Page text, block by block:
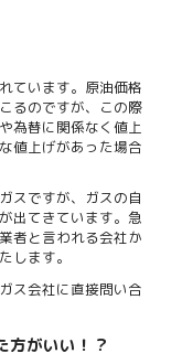
ています。原油価格
るのですが、この際
為替に関係なく値上
値上げがあった場合
スですが、ガスの自
出てきています。急
者と言われる会社か
します。
ス会社に直接問い合
方がいい！？